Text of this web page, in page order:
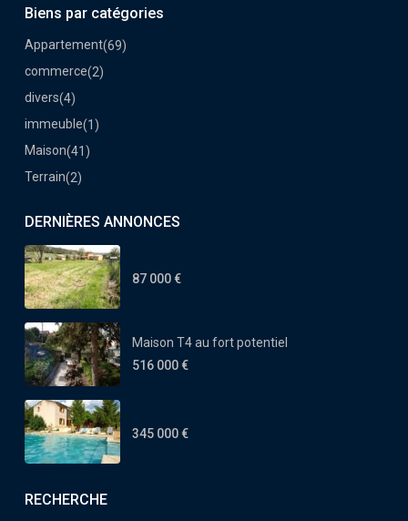
Biens par catégories
Appartement(69)
commerce(2)
divers(4)
immeuble(1)
Maison(41)
Terrain(2)
DERNIÈRES ANNONCES
87 000 €
Maison T4 au fort potentiel
516 000 €
345 000 €
RECHERCHE